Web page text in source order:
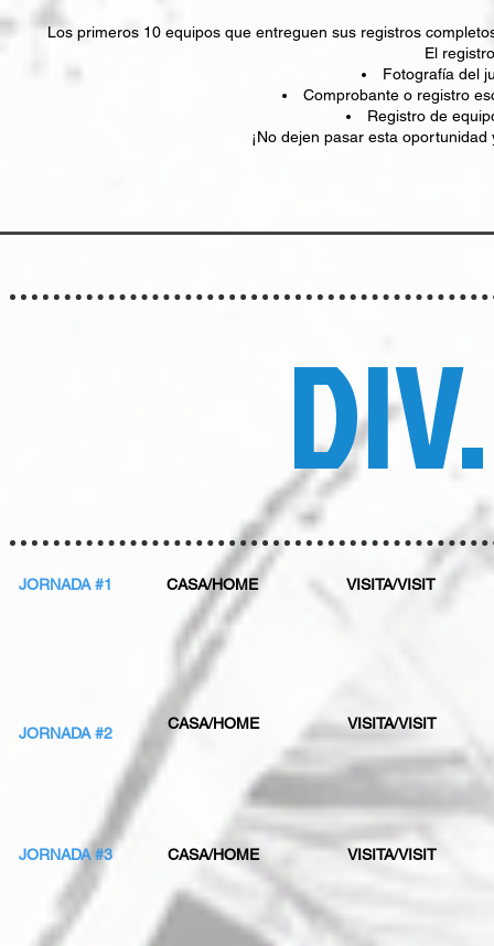
Los primeros 10 equipos que entreguen sus registros
El
Fotografía
Comprobante o registro
Registro de
¡No dejen pasar esta
CASA/HOME VISITA/VISIT
CASA/HOME VISITA/VISIT
JORNADA #1 CASA/HOME VISITA/VISIT
JORNADA #2
JORNADA #3